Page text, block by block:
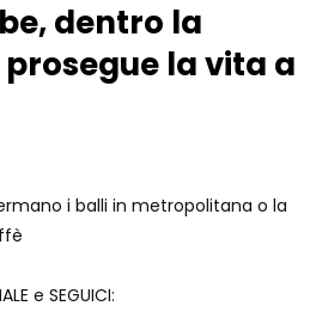
baci in 30 secondi
dentro la
la vita a
i balli in metropolitana o la
e SEGUICI: